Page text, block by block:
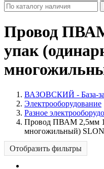
Провод
упак
ВАЗОВСКИЙ - База-
Электрооборудование
Разное
Провод ПВАМ 2,5мм
многожильный) SLON
Отобразить фильтры